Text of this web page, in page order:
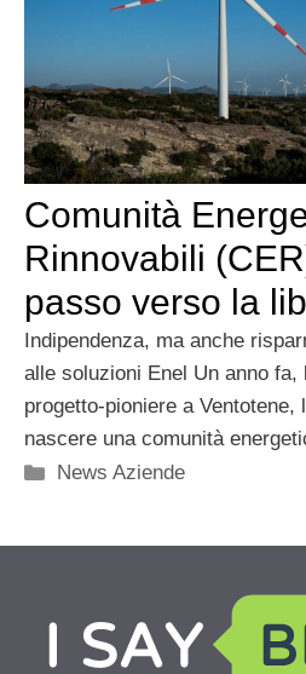
Comunità
Rinnovabili
passo verso la
Indipendenza, ma anche
alle soluzioni Enel Un anno fa,
progetto-pioniere a
nascere una comunità
Categorie
News Aziende